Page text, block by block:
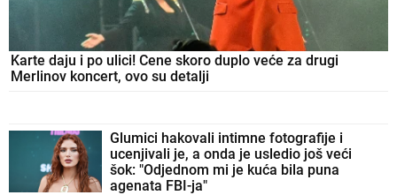
Karte daju i po ulici! Cene skoro duplo veće za drugi
Merlinov koncert, ovo su detalji
Glumici hakovali intimne fotografije i
ucenjivali je, a onda je usledio još veći
šok: "Odjednom mi je kuća bila puna
agenata FBI-ja"